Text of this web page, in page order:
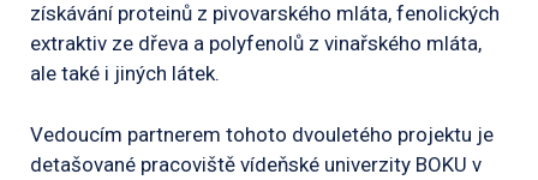
získávání proteinů z pivovarského mláta, fenolických
extraktiv ze dřeva a polyfenolů z vinařského mláta,
ale také i jiných látek.
Vedoucím partnerem tohoto dvouletého projektu je
detašované pracoviště vídeňské univerzity BOKU v